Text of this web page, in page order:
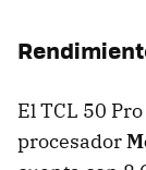
El TCL 50
procesador